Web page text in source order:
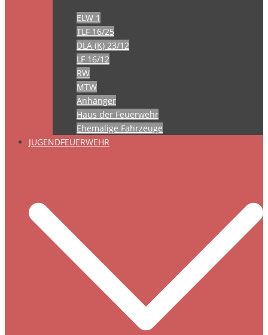
ELW 1
TLF 16/25
DLA (K) 23/12
LF 16/12
RW
MTW
Anhänger
Haus der Feuerwehr
Ehemalige Fahrzeuge
JUGENDFEUERWEHR